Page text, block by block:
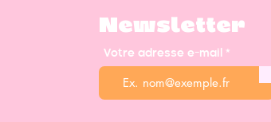
Newsletter
Votre adresse e-mail